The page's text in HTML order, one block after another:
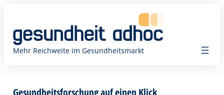
springen
Mehr Reichweite im Gesundheitsmarkt
Gesundheitsforschung auf einen Klick